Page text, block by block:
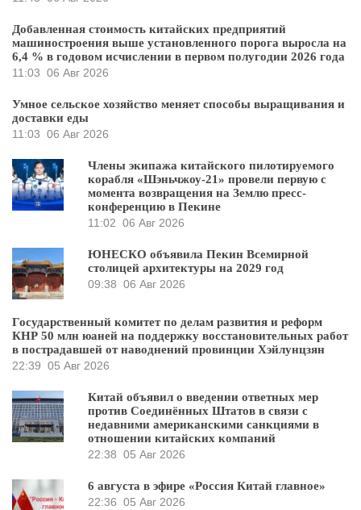
Добавленная стоимость китайских предприятий
машиностроения выше установленного порога выросла на
6,4 % в годовом исчислении в первом полугодии 2026 года
11:03 06 Авг 2026
Умное сельское хозяйство меняет способы выращивания и
доставки еды
11:03 06 Авг 2026
Члены экипажа китайского пилотируемого
корабля «Шэньчжоу-21» провели первую с
момента возвращения на Землю пресс-
конференцию в Пекине
11:02 06 Авг 2026
ЮНЕСКО объявила Пекин Всемирной
столицей архитектуры на 2029 год
09:38 06 Авг 2026
Государственный комитет по делам развития и реформ
КНР 50 млн юаней на поддержку восстановительных работ
в пострадавшей от наводнений провинции Хэйлунцзян
22:39 05 Авг 2026
Китай объявил о введении ответных мер
против Соединённых Штатов в связи с
недавними американскими санкциями в
отношении китайских компаний
22:38 05 Авг 2026
6 августа в эфире «Россия Китай главное»
22:36 05 Авг 2026